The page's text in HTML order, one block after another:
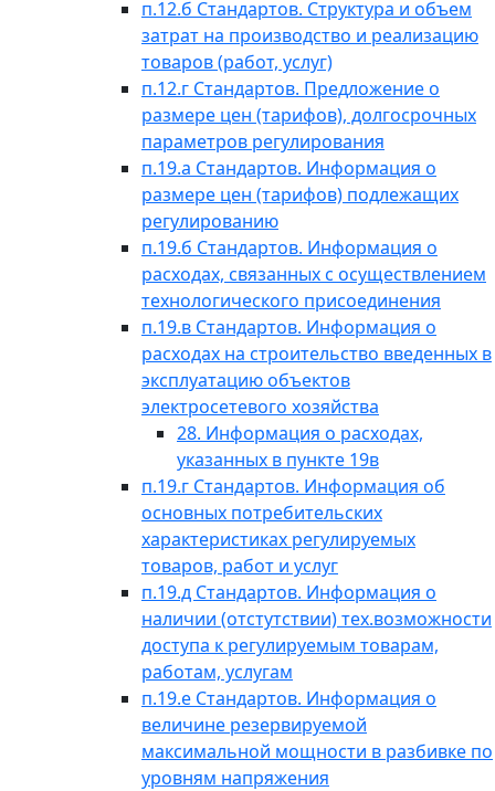
п.12.б Стандартов. Структура и объем
затрат на производство и реализацию
товаров (работ, услуг)
п.12.г Стандартов. Предложение о
размере цен (тарифов), долгосрочных
параметров регулирования
п.19.а Стандартов. Информация о
размере цен (тарифов) подлежащих
регулированию
п.19.б Стандартов. Информация о
расходах, связанных с осуществлением
технологического присоединения
п.19.в Стандартов. Информация о
расходах на строительство введенных в
эксплуатацию объектов
электросетевого хозяйства
28. Информация о расходах,
указанных в пункте 19в
п.19.г Стандартов. Информация об
основных потребительских
характеристиках регулируемых
товаров, работ и услуг
п.19.д Стандартов. Информация о
наличии (отстутствии) тех.возможности
доступа к регулируемым товарам,
работам, услугам
п.19.е Стандартов. Информация о
величине резервируемой
максимальной мощности в разбивке по
уровням напряжения